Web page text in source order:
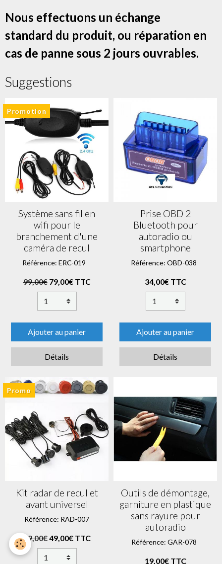
Nous effectuons un échange
standard du produit, ou réparation en
cas de panne sous 2 jours ouvrables.
Suggestions
Promotion
Système sans fil en
wifi pour le
branchement d'une
caméra de recul
Référence: ERC-019
99,00€ 79,00€ TTC
Ajouter au panier
Détails
Prise OBD 2
Bluetooth pour
autoradio ou
smartphone
Référence: OBD-038
34,00€ TTC
Ajouter au panier
Détails
Promo
Kit radar de recul et
avant universel
Référence: RAD-007
59,00€49,00€ TTC
Outils de démontage,
garniture en plastique
sans rayure pour
autoradio
Référence: GAR-078
19,00€ TTC